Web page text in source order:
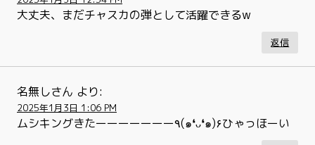
大丈夫、まだチャスカの弾として活躍できるw
返信
名無しさん より:
2025年1月3日 1:06 PM
ムシキングきたーーーーーーー٩(๑❛ᴗ❛๑)۶ひゃっほーい